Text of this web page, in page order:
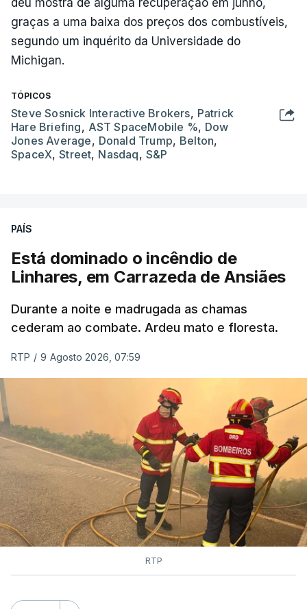
deu mostra de alguma recuperação em junho,
graças a uma baixa dos preços dos combustíveis,
segundo um inquérito da Universidade do
Michigan.
TÓPICOS
Steve Sosnick Interactive Brokers, Patrick
Hare Briefing, AST SpaceMobile %, Dow
Jones Average, Donald Trump, Belton,
SpaceX,Street, Nasdaq, S&P
PAÍS
Está dominado o incêndio de
Linhares, em Carrazeda de Ansiães
Durante a noite e madrugada as chamas
cederam ao combate. Ardeu mato e floresta.
RTP / 9 Agosto 2026, 07:59
RTP